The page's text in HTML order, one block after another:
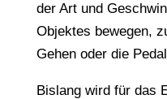
der Art und
Objektes bewegen,
Gehen oder die
Bislang wird für das